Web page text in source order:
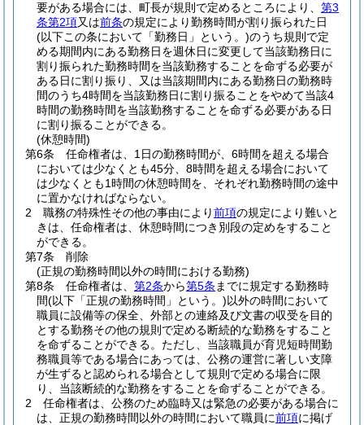
要がある場合には、町長が規則で定めるところにより、 第3
条第2項又は前条の規定により勤務時間が割り振られた日
(以下この条において「勤務日」という。)のうち規則で定
める期間内にある勤務日を週休日に変更して当該勤務日に
割り振られた勤務時間を当該勤務することを命ずる必要が
ある日に割り振り、又は当該期間内にある勤務日の勤務時
間のうち4時間を当該勤務日に割り振ることをやめて当該4
時間の勤務時間を当該勤務することを命ずる必要がある日
に割り振ることができる。
(休憩時間)
第6条
任命権者は、1日の勤務時間が、6時間を超える場合
においては少なくとも45分、8時間を超える場合において
は少なくとも1時間の休憩時間を、それぞれ勤務時間の途中
に置かなければならない。
2
職務の特殊性その他の事由により前項の規定により難いと
きは、任命権者は、休憩時間につき別段の定めをすること
ができる。
第7条
削除
(正規の勤務時間以外の時間における勤務)
第8条
任命権者は、 第2条から第5条 までに規定する勤務時
間(以下「正規の勤務時間」という。)以外の時間において
職員に設備等の保全、外部との連絡及び文書の収受を目的
とする勤務その他の規則で定める断続的な勤務をすること
を命ずることができる。 ただし、当該職員が育児短時間勤
務職員等である場合にあっては、公務の運営に著しい支障
が生ずると認められる場合として規則で定める場合に限
り、当該断続的な勤務をすることを命ずることができる。
2
任命権者は、公務のため臨時又は緊急の必要がある場合に
は、正規の勤務時間以外の時間において職員に前項に掲げ